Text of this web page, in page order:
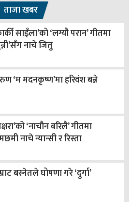
ताजा खबर
साइँला’को ‘लग्यौ परान’ गीतमा
नाचे जितु
‘म मदनकृष्ण’मा हरिवंश बन्ने
‘नाचौन बरिलै’ गीतमा
नाचे न्यान्सी र रिस्ता
बस्नेतले घोषणा गरे ‘दुर्गा’